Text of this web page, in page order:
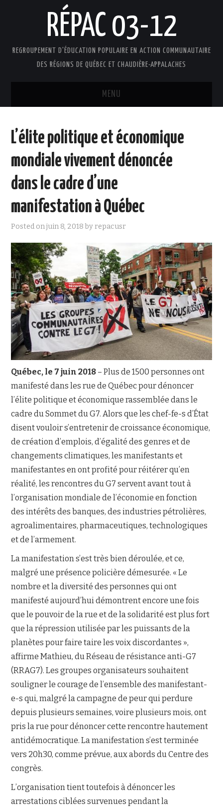
RÉPAC 03-12
REGROUPEMENT D'ÉDUCATION POPULAIRE EN ACTION COMMUNAUTAIRE
DES RÉGIONS DE QUÉBEC ET CHAUDIÈRE-APPALACHES
MENU
PRÉSENTATION
DOCUMENTS
FAIRE UN DON !
NOUS JOINDRE
L’élite politique et économique
mondiale vivement dénoncée
dans le cadre d’une
manifestation à Québec
Posted onjuin 8, 2018 byrepacusr
Québec, le 7 juin 2018 – Plus de 1500 personnes ont
manifesté dans les rue de Québec pour dénoncer
l’élite politique et économique rassemblée dans le
cadre du Sommet du G7. Alors que les chef-fe-s d’État
disent vouloir s’entretenir de croissance économique,
de création d’emplois, d’égalité des genres et de
changements climatiques, les manifestants et
manifestantes en ont profité pour réitérer qu’en
réalité, les rencontres du G7 servent avant tout à
l’organisation mondiale de l’économie en fonction
des intérêts des banques, des industries pétrolières,
agroalimentaires, pharmaceutiques, technologiques
et de l’armement.
La manifestation s’est très bien déroulée, et ce,
malgré une présence policière démesurée. « Le
nombre et la diversité des personnes qui ont
manifesté aujourd’hui démontrent encore une fois
que le pouvoir de la rue et de la solidarité est plus fort
que la répression utilisée par les puissants de la
planètes pour faire taire les voix discordantes »,
affirme Mathieu, du Réseau de résistance anti-G7
(RRAG7). Les groupes organisateurs souhaitent
souligner le courage de l’ensemble des manifestant-
e-s qui, malgré la campagne de peur qui perdure
depuis plusieurs semaines, voire plusieurs mois, ont
pris la rue pour dénoncer cette rencontre hautement
antidémocratique. La manifestation s’est terminée
vers 20h30, comme prévue, aux abords du Centre des
congrès.
L’organisation tient toutefois à dénoncer les
arrestations ciblées survenues pendant la